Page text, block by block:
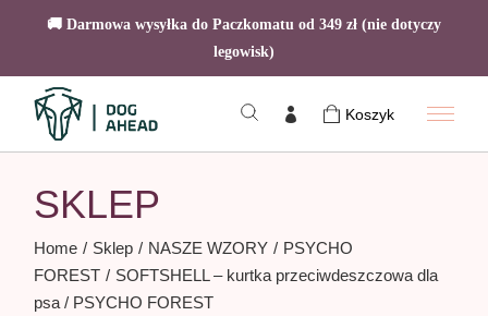
🚚 Darmowa wysyłka do Paczkomatu od 349 zł (nie dotyczy
legowisk)
content
Koszyk
SKLEP
Home Sklep NASZE WZORY
PSYCHO
FOREST
SOFTSHELL – kurtka przeciwdeszczowa dla
psa / PSYCHO FOREST